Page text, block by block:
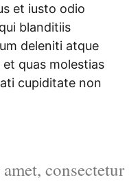
et iusto odio
blanditiis
deleniti atque
quas molestias
cupiditate non
consectetur